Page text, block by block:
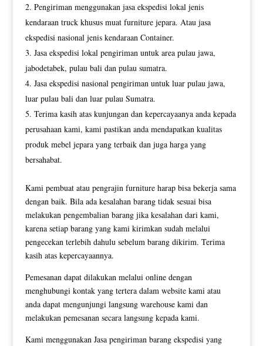
Pengiriman menggunakan jasa ekspedisi lokal jenis
kendaraan truck khusus muat furniture jepara. Atau jasa
ekspedisi nasional jenis kendaraan Container.
Jasa ekspedisi lokal pengiriman untuk area pulau jawa,
jabodetabek, pulau bali dan pulau sumatra.
Jasa ekspedisi nasional pengiriman untuk luar pulau jawa,
luar pulau bali dan luar pulau Sumatra.
Terima kasih atas kunjungan dan kepercayaanya anda kepada
perusahaan kami, kami pastikan anda mendapatkan kualitas
produk mebel jepara yang terbaik dan juga harga yang
bersahabat.
Kami pembuat atau pengrajin furniture harap bisa bekerja sama
dengan baik. Bila ada kesalahan barang tidak sesuai bisa
melakukan pengembalian barang jika kesalahan dari kami,
karena setiap barang yang kami kirimkan sudah melalui
pengecekan terlebih dahulu sebelum barang dikirim. Terima
kasih atas kepercayaannya.
Pemesanan dapat dilakukan melalui online dengan
menghubungi kontak yang tertera dalam website kami atau
anda dapat mengunjungi langsung warehouse kami dan
melakukan pemesanan secara langsung kepada kami.
Kami menggunakan Jasa pengiriman barang ekspedisi yang